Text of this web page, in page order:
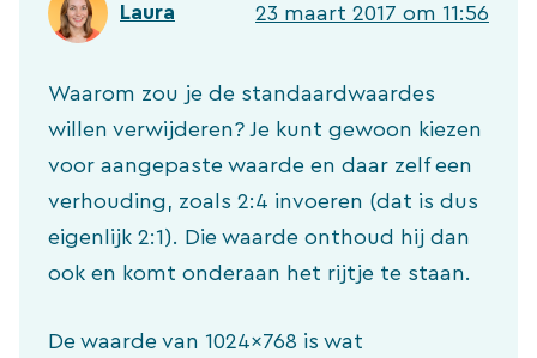
Laura 23 maart 2017 om 11:56
Waarom zou je de standaardwaardes
willen verwijderen? Je kunt gewoon kiezen
voor aangepaste waarde en daar zelf een
verhouding, zoals 2:4 invoeren (dat is dus
eigenlijk 2:1). Die waarde onthoud hij dan
ook en komt onderaan het rijtje te staan.
De waarde van 1024×768 is wat